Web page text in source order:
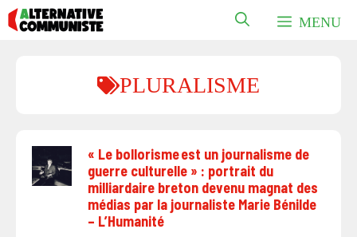
Aller
au
MENU
PLURALISME
« Le bollorisme est un journalisme de
guerre culturelle » : portrait du
milliardaire breton devenu magnat des
médias par la journaliste Marie Bénilde
– L’Humanité